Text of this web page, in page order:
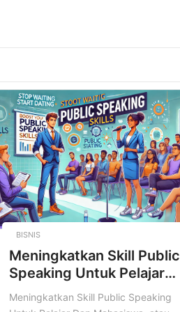
BISNIS
Meningkatkan Skill Public
Speaking Untuk Pelajar
Dan Mahasiswa
Meningkatkan Skill Public Speaking